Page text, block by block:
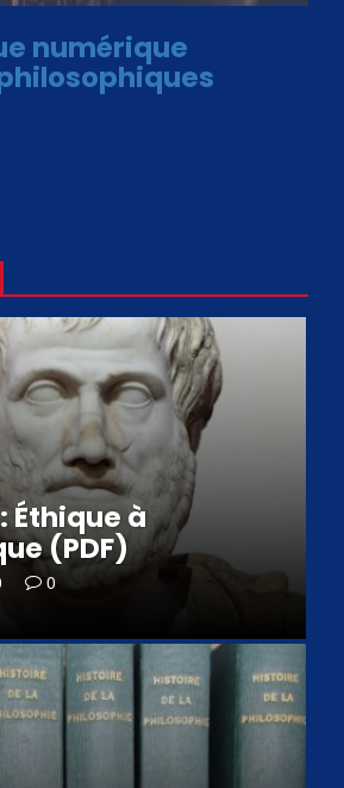
numérique
Éthique à
(PDF)
0